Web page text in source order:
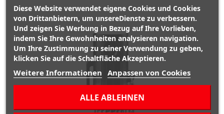
Diese Website verwendet eigene Cookies und Cookies
von Drittanbietern, um unsereDienste zu verbessern.
Und zeigen Sie Werbung in Bezug auf Ihre Vorlieben,
indem Sie Ihre Gewohnheiten analysieren navigation.
Um Ihre Zustimmung zu seiner Verwendung zu geben,
klicken Sie auf die Schaltfläche Akzeptieren.
Weitere Informationen Anpassen von Cookies
ALLE ABLEHNEN